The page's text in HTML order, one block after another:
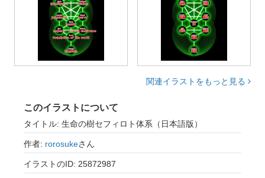
関連イラストをもっと見る
このイラストについて
タイトル: 生命の樹セフィロト体系（日本語版）
作者: rorosukeさん
イラストのID: 25872987